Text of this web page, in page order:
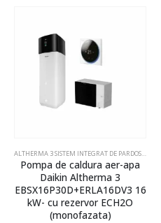
,POMPE DE CALDURA DAIKIN ALTHERMA
ALTHERMA 3 SISTEM INTEGRAT DE PARDOSEALA HYDROTANK
Pompa de caldura aer-apa
Daikin Altherma 3
EBSX16P30D+ERLA16DV3 16
kW- cu rezervor ECH2O
(monofazata)